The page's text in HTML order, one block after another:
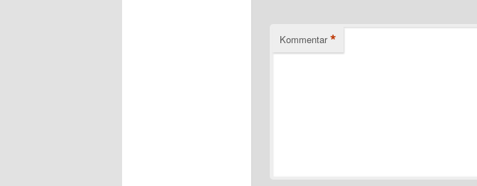
Kommentar *